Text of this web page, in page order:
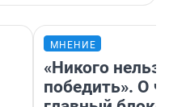
МНЕНИЕ
«Никого нельзя
победить». О